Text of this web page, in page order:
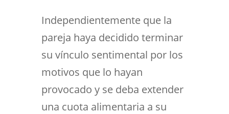
Independientemente que la
pareja haya decidido terminar
su vínculo sentimental por los
motivos que lo hayan
provocado y se deba extender
una cuota alimentaria a su